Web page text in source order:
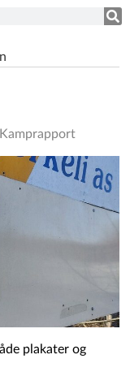
Kamprapport
plakater og